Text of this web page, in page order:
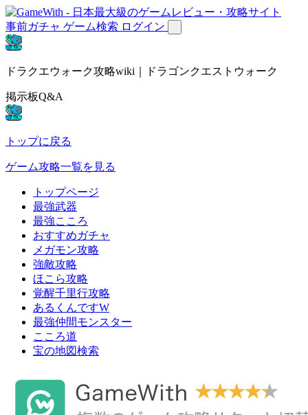
事前ガチャ ゲーム検索 ログイン
ドラクエウォーク攻略wiki｜ドラゴンクエストウォーク
掲示板Q&A
トップに戻る
ゲーム攻略一覧を見る
トップページ
最強武器
最強こころ
おすすめガチャ
メガモン攻略
強敵攻略
ほこら攻略
覚醒千里行攻略
あるくんですW
最強仲間モンスター
こころ道
宝の地図検索